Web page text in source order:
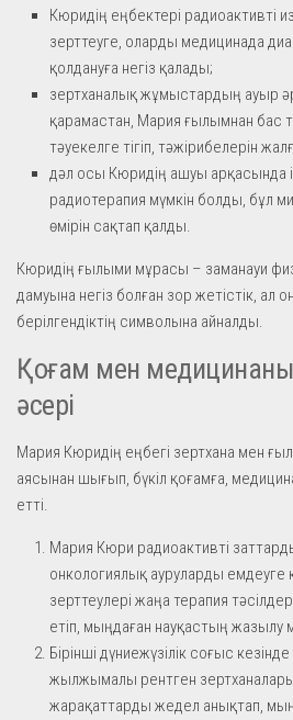
Кюридің еңбектері радиоактивті
зерттеуге, оларды медицинада
қолдануға негіз қалады;
зертханалық жұмыстардың ауыр
қарамастан, Мария ғылымнан бас
тәуекелге тігіп, тәжірибелерін
дәл осы Кюридің ашуы арқасында
радиотерапия мүмкін болды, бұл
өмірін сақтап қалды.
Кюридің ғылыми мұрасы – заманауи
дамуына негіз болған зор жетістік, ал
берілгендіктің символына айналды.
Қоғам мен
әсері
Мария Кюридің еңбегі зертхана мен
аясынан шығып, бүкіл қоғамға,
етті.
Мария Кюри радиоактивті
онкологиялық ауруларды
зерттеулері жаңа терапия
етіп, мыңдаған науқастың жазылу
Бірінші дүниежүзілік соғыс
жылжымалы рентген
жарақаттарды жедел анықтап,